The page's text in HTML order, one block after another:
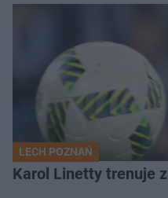
LECH POZNAŃ
Karol Linetty trenuje